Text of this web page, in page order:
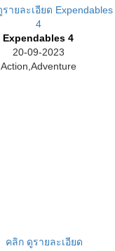
Expendables 4
20-09-2023
Action,Adventure